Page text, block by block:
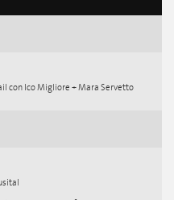
con Ico Migliore + Mara Servetto